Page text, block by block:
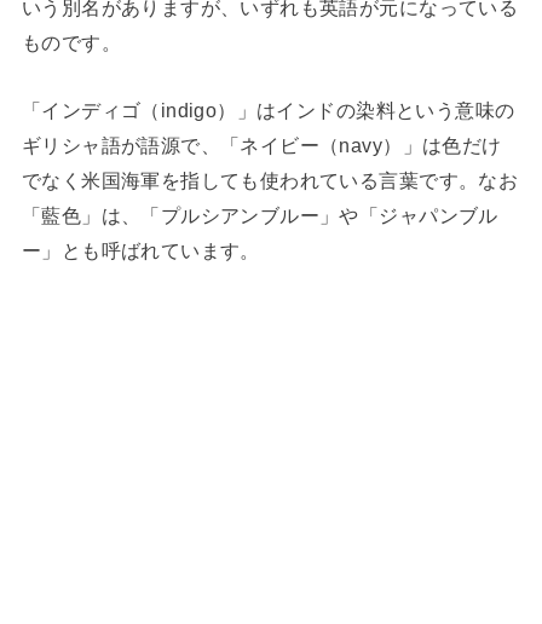
いう別名がありますが、いずれも英語が元になっている
ものです。
「インディゴ（indigo）」はインドの染料という意味の
ギリシャ語が語源で、「ネイビー（navy）」は色だけ
でなく米国海軍を指しても使われている言葉です。なお
「藍色」は、「プルシアンブルー」や「ジャパンブル
ー」とも呼ばれています。